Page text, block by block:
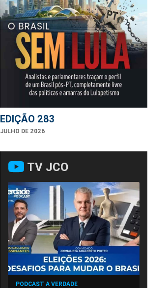
EDIÇÃO 283
JULHO DE 2026
TV JCO
PODCAST A VERDADE